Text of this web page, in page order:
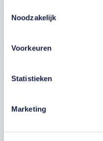
Noodzakelijk
Voorkeuren
Statistieken
Marketing
worden
verstuurd door